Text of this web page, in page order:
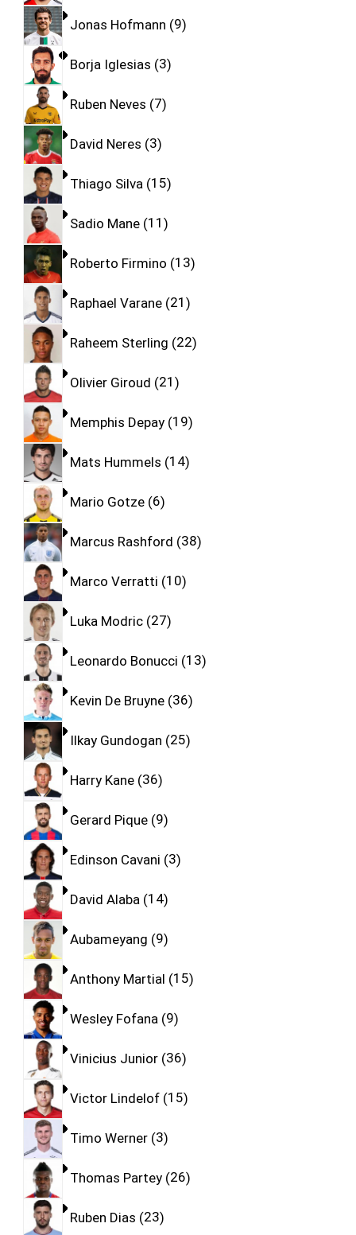
Jonas Hofmann 9
Borja Iglesias 3
Ruben Neves 7
David Neres 3
Thiago Silva 15
Sadio Mane 11
Roberto Firmino 13
Raphael Varane 21
Raheem Sterling 22
Olivier Giroud 21
Memphis Depay 19
Mats Hummels 14
Mario Gotze 6
Marcus Rashford 38
Marco Verratti 10
Luka Modric 27
Leonardo Bonucci 13
Kevin De Bruyne 36
Ilkay Gundogan 25
Harry Kane 36
Gerard Pique 9
Edinson Cavani 3
David Alaba 14
Aubameyang 9
Anthony Martial 15
Wesley Fofana 9
Vinicius Junior 36
Victor Lindelof 15
Timo Werner 3
Thomas Partey 26
Ruben Dias 23